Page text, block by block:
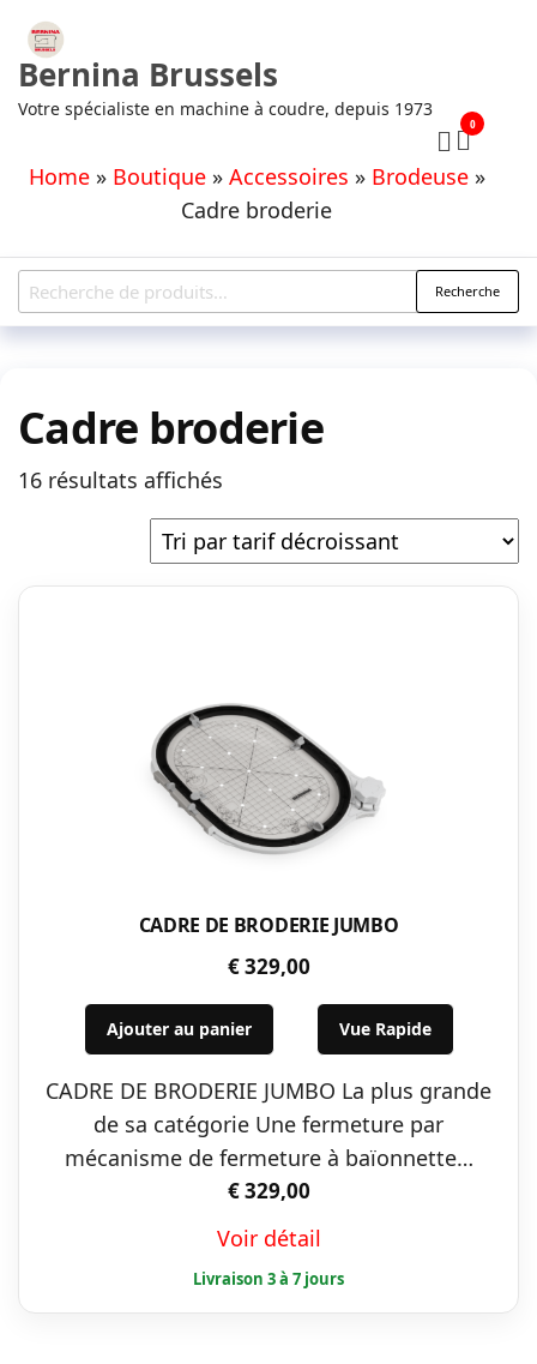
Aller
contenu
Bernina Brussels
Votre spécialiste en machine à coudre, depuis 1973
Home » Boutique » Accessoires » Brodeuse »
Cadre broderie
0
Recherche
pour :
Recherche
Cadre broderie
16 résultats affichés
par
prix
décroissant
CADRE DE BRODERIE JUMBO
€329,00
Ajouter au panier Vue Rapide
CADRE DE BRODERIE JUMBO La plus grande
de sa catégorie Une fermeture par
mécanisme de fermeture à baïonnette…
€329,00
Voir détail